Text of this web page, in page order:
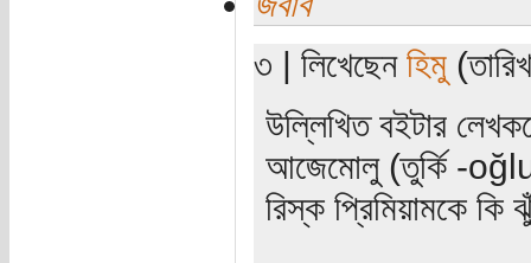
৩ | লিখেছেন হিমু
উল্লিখিত বইটার
আজেমোলু (তুর্কি -
রিস্ক প্রিমিয়ামকে কি